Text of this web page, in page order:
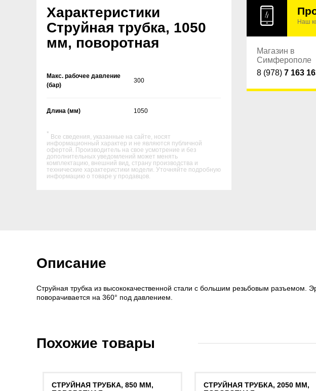
Характеристики
Струйная трубка, 1050
мм, поворотная
Макс. рабочее давление
(бар)
300
Длина (мм) 1050
* Все сведения, указанные на сайте, носят
информационный характер и не являются публичной
офертой. Производитель на свое усмотрение и без
дополнительных уведомлений может менять
комплектацию, внешний вид, страну производства и
технические характеристики модели. Уточняйте подробную
информацию о товаре у продавцов.
Наш
Магазин в
Симферополе
8 (978) 7 163
Описание
Струйная трубка из высококачественной стали с большим резьбовым разъемом.
поворачивается на 360° под давлением.
Похожие товары
СТРУЙНАЯ ТРУБКА, 850 ММ,
СТРУЙНАЯ ТРУБКА, 2050 ММ,